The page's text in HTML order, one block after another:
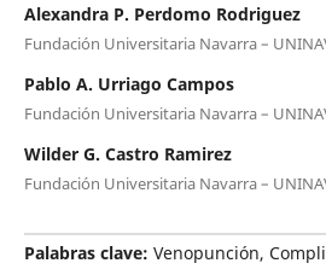
Alexandra P. Perdomo Rodriguez
Fundación Universitaria Navarra –
Pablo A. Urriago Campos
Fundación Universitaria Navarra –
Wilder G. Castro Ramirez
Fundación Universitaria Navarra –
Palabras clave: Venopunción,